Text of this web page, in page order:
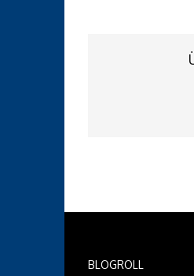
BLOGROLL